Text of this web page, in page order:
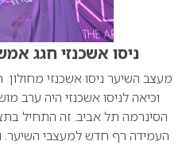
ניסו אשכנזי חגג
מעצב השיער ניסו אשכנזי
וכיאה לניסו אשכנזי היה ערב
הסינרמה תל אביב. זה התחיל
העמידה רף חדש למעצבי השיער.